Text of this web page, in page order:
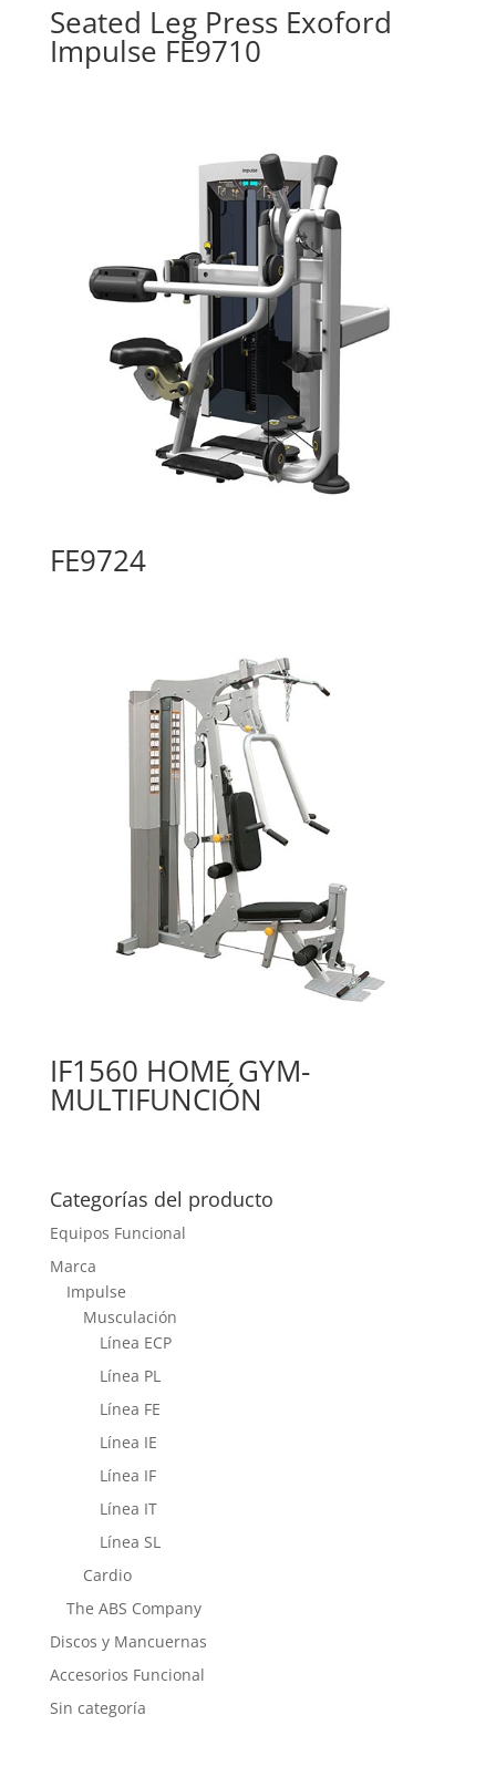
Seated Leg Press Exoford
Impulse FE9710
FE9724
IF1560 HOME GYM-
MULTIFUNCIÓN
Categorías del producto
Equipos Funcional
Marca
Impulse
Musculación
Línea ECP
Línea PL
Línea FE
Línea IE
Línea IF
Línea IT
Línea SL
Cardio
The ABS Company
Discos y Mancuernas
Accesorios Funcional
Sin categoría